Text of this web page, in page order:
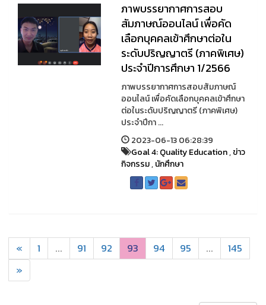
ภาพบรรยากาศการสอบ
สัมภาษณ์ออนไลน์ เพื่อคัด
เลือกบุคคลเข้าศึกษาต่อใน
ระดับปริญญาตรี (ภาคพิเศษ)
ประจำปีการศึกษา 1/2566
ภาพบรรยากาศการสอบสัมภาษณ์
ออนไลน์ เพื่อคัดเลือกบุคคลเข้าศึกษา
ต่อในระดับปริญญาตรี (ภาคพิเศษ)
ประจำปีกา ...
2023-06-13 06:28:39
Goal 4: Quality Education,ข่าว
กิจกรรม,นักศึกษา
« 1 ... 91 92 93 94 95 ...
145
»